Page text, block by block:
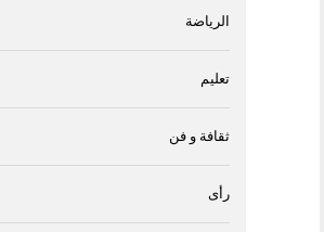
الرياضة
تعليم
ثقافة و فن
رأى